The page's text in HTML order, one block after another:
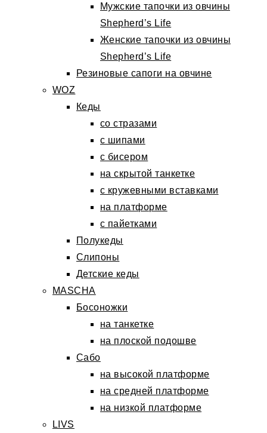
Мужские тапочки из овчины
Shepherd’s Life
Женские тапочки из овчины
Shepherd’s Life
Резиновые сапоги на овчине
WOZ
Кеды
со стразами
с шипами
с бисером
на скрытой танкетке
с кружевными вставками
на платформе
с пайетками
Полукеды
Слипоны
Детские кеды
MASCHA
Босоножки
на танкетке
на плоской подошве
Сабо
на высокой платформе
на средней платформе
на низкой платформе
LIVS